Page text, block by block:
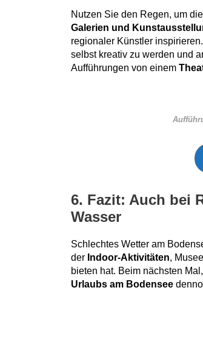
Nutzen Sie den Regen, um
Galerien und
regionaler Künstler
selbst kreativ zu werden und
Aufführungen von einem
6. Fazit: Auch bei
Wasser
Schlechtes Wetter am
der Indoor-Aktivitäten,
bieten hat. Beim nächsten
Urlaubs am Bodensee